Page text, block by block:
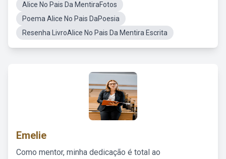
Alice No Pais Da MentiraFotos
Poema Alice No Pais DaPoesia
Resenha LivroAlice No Pais Da Mentira Escrita
Emelie
Como mentor, minha dedicação é total ao